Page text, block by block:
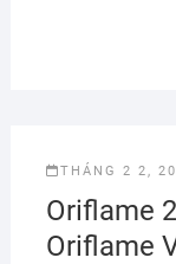
THÁNG 2 2,
Oriflame
Oriflame